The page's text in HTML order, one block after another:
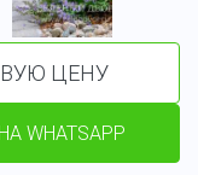
ЦЕНУ
WHATSAPP